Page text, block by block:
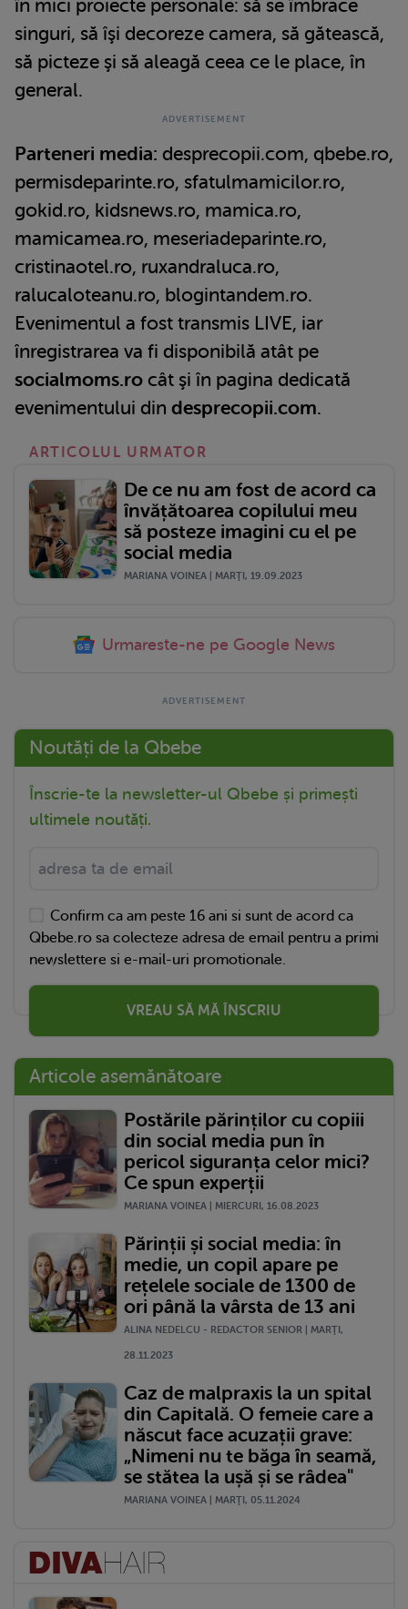
în mici proiecte personale: să se îmbrace
singuri, să îşi decoreze camera, să gătească,
să picteze şi să aleagă ceea ce le place, în
general.
Parteneri media: desprecopii.com, qbebe.ro,
permisdeparinte.ro, sfatulmamicilor.ro,
gokid.ro, kidsnews.ro, mamica.ro,
mamicamea.ro, meseriadeparinte.ro,
cristinaotel.ro, ruxandraluca.ro,
ralucaloteanu.ro, blogintandem.ro.
Evenimentul a fost transmis LIVE, iar
înregistrarea va fi disponibilă atât pe
socialmoms.ro cât şi în pagina dedicată
evenimentului din desprecopii.com.
ARTICOLUL URMATOR
De ce nu am fost de acord ca
învățătoarea copilului meu
să posteze imagini cu el pe
social media
MARIANA VOINEA | MARŢI, 19.09.2023
Urmareste-ne pe Google News
Noutăți de la Qbebe
Înscrie-te la newsletter-ul Qbebe și primești
ultimele noutăți.
Confirm ca am peste 16 ani si sunt de acord ca
Qbebe.ro sa colecteze adresa de email pentru a primi
newslettere si e-mail-uri promotionale.
VREAU SĂ MĂ ÎNSCRIU
Articole asemănătoare
Postările părinților cu copiii
din social media pun în
pericol siguranța celor mici?
Ce spun experții
MARIANA VOINEA | MIERCURI, 16.08.2023
Părinții și social media: în
medie, un copil apare pe
rețelele sociale de 1300 de
ori până la vârsta de 13 ani
ALINA NEDELCU - REDACTOR SENIOR | MARŢI,
28.11.2023
Caz de malpraxis la un spital
din Capitală. O femeie care a
născut face acuzații grave:
„Nimeni nu te băga în seamă,
se stătea la ușă și se râdea"
MARIANA VOINEA | MARŢI, 05.11.2024